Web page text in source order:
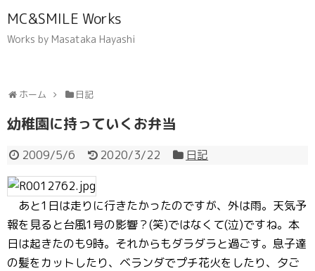
MC&SMILE Works
Works by Masataka Hayashi
ホーム 日記
幼稚園に持っていくお弁当
2009/5/6 2020/3/22 日記
あと1日は走りに行きたかったのですが、外は雨。天気予
報を見ると台風1号の影響？(笑)ではなくて(泣)ですね。本
日は起きたのも9時。それからもダラダラと過ごす。息子達
の髪をカットしたり、ベランダでプチ花火をしたり、夕ご